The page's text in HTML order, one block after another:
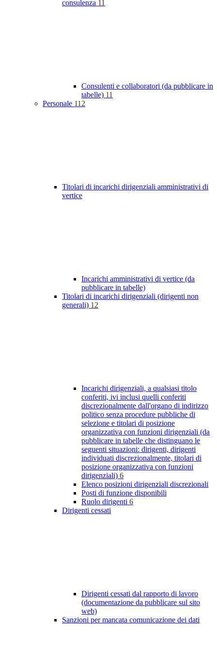
consulenza 11
Consulenti e collaboratori (da pubblicare in
tabelle) 11
Personale 112
Titolari di incarichi dirigenziali amministrativi di
vertice
Incarichi amministrativi di vertice (da
pubblicare in tabelle)
Titolari di incarichi dirigenziali (dirigenti non
generali) 12
Incarichi dirigenziali, a qualsiasi titolo
conferiti, ivi inclusi quelli conferiti
discrezionalmente dall'organo di indirizzo
politico senza procedure pubbliche di
selezione e titolari di posizione
organizzativa con funzioni dirigenziali (da
pubblicare in tabelle che distinguano le
seguenti situazioni: dirigenti, dirigenti
individuati discrezionalmente, titolari di
posizione organizzativa con funzioni
dirigenziali) 6
Elenco posizioni dirigenziali discrezionali
Posti di funzione disponibili
Ruolo dirigenti 6
Dirigenti cessati
Dirigenti cessati dal rapporto di lavoro
(documentazione da pubblicare sul sito
web)
Sanzioni per mancata comunicazione dei dati